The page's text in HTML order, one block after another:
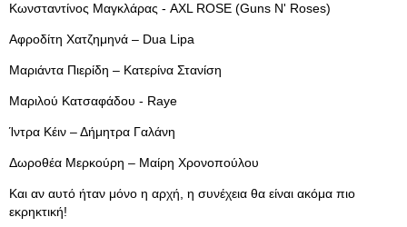
Κωνσταντίνος Μαγκλάρας - AXL ROSE (Guns N' Roses)
Αφροδίτη Χατζημηνά – Dua Lipa
Μαριάντα Πιερίδη – Κατερίνα Στανίση
Μαριλού Κατσαφάδου - Raye
Ίντρα Κέιν – Δήμητρα Γαλάνη
Δωροθέα Μερκούρη – Μαίρη Χρονοπούλου
Και αν αυτό ήταν μόνο η αρχή, η συνέχεια θα είναι ακόμα πιο
εκρηκτική!